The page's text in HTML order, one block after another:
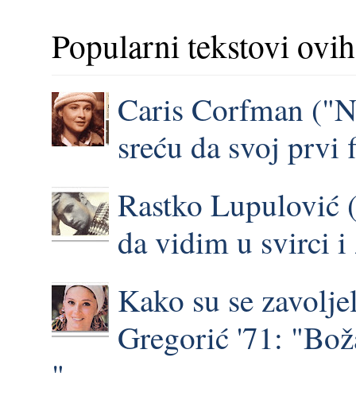
Popularni tekstovi
Caris Corfman
sreću da svoj
Rastko Lupulović
da vidim u svirci i
Kako su se
Gregorić '71:
"